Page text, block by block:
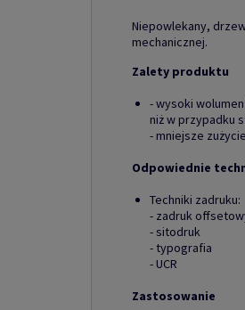
Niepowlekany,
mechanicznej.
Zalety produktu
- wysoki
niż w przypadku
- mniejsze
Odpowiednie
Techniki zadruku:
- zadruk
- sitodruk
- typografia
- UCR
Zastosowanie